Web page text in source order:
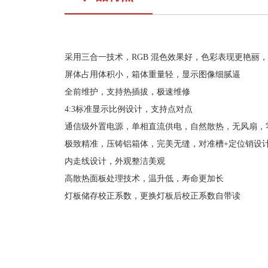
采用三合一技术，RGB 混色效果好，色彩表现更艳丽
屏体占用体积小，箱体重量轻，显示图像细腻逼
全前维护，支持热插拔，极速维修
4:3标准显示比例设计，支持点对点
通信级外置电源，单相直流供电，自然散热，无风扇，
极致精准，压铸铝箱体，完美无缝，对准槽+定位销设
内走线设计，外观整洁美观
高散热面板处理技术，温升低，寿命更加长
灯板储存校正系数，更换灯板后校正系数自带读